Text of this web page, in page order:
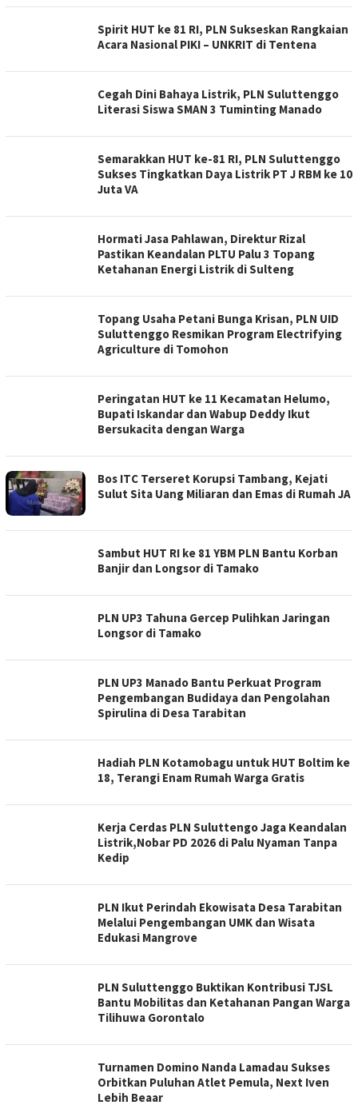
Spirit HUT ke 81 RI, PLN Sukseskan Rangkaian
Acara Nasional PIKI – UNKRIT di Tentena
Cegah Dini Bahaya Listrik, PLN Suluttenggo
Literasi Siswa SMAN 3 Tuminting Manado
Semarakkan HUT ke-81 RI, PLN Suluttenggo
Sukses Tingkatkan Daya Listrik PT J RBM ke 10
Juta VA
Hormati Jasa Pahlawan, Direktur Rizal
Pastikan Keandalan PLTU Palu 3 Topang
Ketahanan Energi Listrik di Sulteng
Topang Usaha Petani Bunga Krisan, PLN UID
Suluttenggo Resmikan Program Electrifying
Agriculture di Tomohon
Peringatan HUT ke 11 Kecamatan Helumo,
Bupati Iskandar dan Wabup Deddy Ikut
Bersukacita dengan Warga
Bos ITC Terseret Korupsi Tambang, Kejati
Sulut Sita Uang Miliaran dan Emas di Rumah JA
Sambut HUT RI ke 81 YBM PLN Bantu Korban
Banjir dan Longsor di Tamako
PLN UP3 Tahuna Gercep Pulihkan Jaringan
Longsor di Tamako
PLN UP3 Manado Bantu Perkuat Program
Pengembangan Budidaya dan Pengolahan
Spirulina di Desa Tarabitan
Hadiah PLN Kotamobagu untuk HUT Boltim ke
18, Terangi Enam Rumah Warga Gratis
Kerja Cerdas PLN Suluttengo Jaga Keandalan
Listrik,Nobar PD 2026 di Palu Nyaman Tanpa
Kedip
PLN Ikut Perindah Ekowisata Desa Tarabitan
Melalui Pengembangan UMK dan Wisata
Edukasi Mangrove
PLN Suluttenggo Buktikan Kontribusi TJSL
Bantu Mobilitas dan Ketahanan Pangan Warga
Tilihuwa Gorontalo
Turnamen Domino Nanda Lamadau Sukses
Orbitkan Puluhan Atlet Pemula, Next Iven
Lebih Beaar